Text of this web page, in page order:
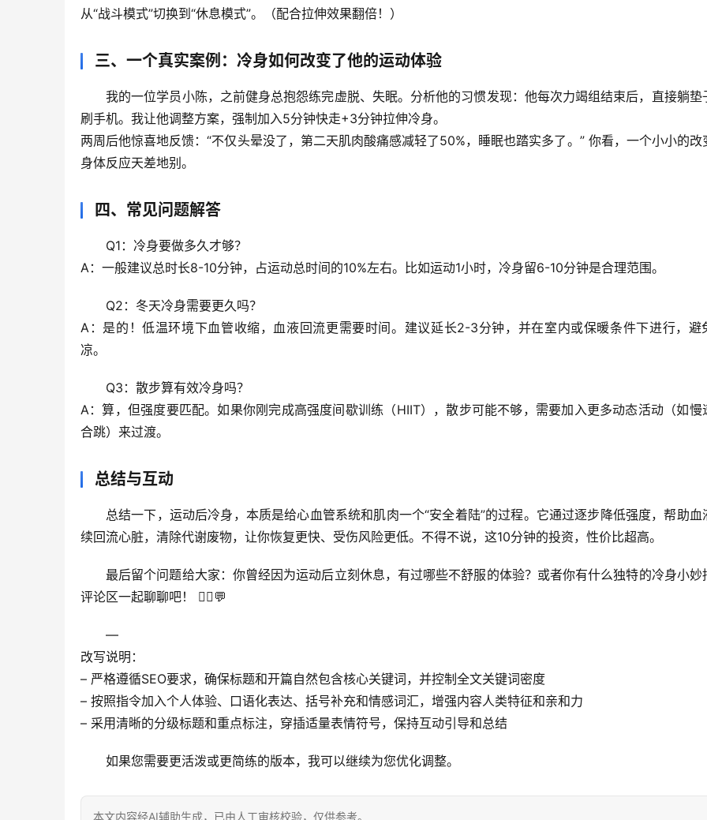
从“战斗模式”切换到“休息模式”。（配合拉伸效果翻倍！）
三、一个真实案例：冷身如何改变了他的运动体验
我的一位学员小陈，之前健身总抱怨练完虚脱、失眠。分析他的习惯发现：他每次力竭组结束后，直接躺垫
刷手机。我让他调整方案， 强制加入5分钟快走+3分钟拉伸冷身。
两周后他惊喜地反馈：“不仅头晕没了，第二天肌肉酸痛感减轻了50%，睡眠也踏实多了。” 你看，一个小小的改
身体反应天差地别。
四、常见问题解答
Q1：冷身要做多久才够？
A：一般建议总时长8-10分钟，占运动总时间的10%左右。比如运动1小时，冷身留6-10分钟是合理范围。
Q2：冬天冷身需要更久吗？
A：是的！低温环境下血管收缩，血液回流更需要时间。 建议延长2-3分钟 ，并在室内或保暖条件下进行，避
凉。
Q3：散步算有效冷身吗？
A：算，但强度要匹配。如果你刚完成高强度间歇训练（HIIT），散步可能不够，需要加入更多动态活动（如慢
合跳）来过渡。
总结与互动
总结一下，运动后冷身，本质是给心血管系统和肌肉一个“安全着陆”的过程。它通过逐步降低强度，帮助血
续回流心脏，清除代谢废物，让你恢复更快、受伤风险更低。不得不说，这10分钟的投资，性价比超高。
最后留个问题给大家 ：你曾经因为运动后立刻休息，有过哪些不舒服的体验？或者你有什么独特的冷身小妙
评论区一起聊聊吧！
🏃‍♂️💬
—
改写说明 ：
– 严格遵循SEO要求，确保标题和开篇自然包含核心关键词，并控制全文关键词密度
– 按照指令加入个人体验、口语化表达、括号补充和情感词汇，增强内容人类特征和亲和力
– 采用清晰的分级标题和重点标注，穿插适量表情符号，保持互动引导和总结
如果您需要更活泼或更简练的版本，我可以继续为您优化调整。
本文内容经AI辅助生成，已由人工审核校验，仅供参考。